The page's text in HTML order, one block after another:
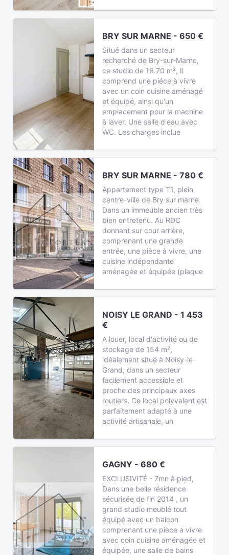
BRY SUR MARNE - 650 €
Situé dans un secteur
recherché de Bry-sur-Marne,
ce studio de 16.70 m², Il
comprend une piéce à vivre
avec un coin cuisine aménagé
et équipé, ainsi qu'un
emplacement pour la machine
à laver. Une salle d'eau avec
WC. Les charges inclue
BRY SUR MARNE - 780 €
Appartement type T1, plein
centre-ville de Bry sur marne.
Dans un immeuble ancien très
bien entretenu. Au RDC
donnant sur cour arrière,
comprenant une grande
entrée, une pièce à vivre, une
cuisine indépendante
aménagée et équipée (plaque
NOISY LE GRAND - 1 453
€
A louer, local d'activité ou de
stockage de 154 m²,
idéalement situé à Noisy-le-
Grand, dans un secteur
facilement accessible et
proche des principaux axes
routiers. Ce local polyvalent est
parfaitement adapté à une
activité artisanale, un
GAGNY - 680 €
EXCLUSIVITÉ - 7mn à pied,
Dans une belle résidence
sécurisée de fin 2014 , un
grand studio meublé tout
équipé avec un balcon
comprenant une pièce a vivre
avec coin cuisine aménagée et
équipée, une salle de bains